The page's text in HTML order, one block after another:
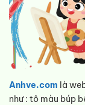
Anhve.com là
như : tô màu búp